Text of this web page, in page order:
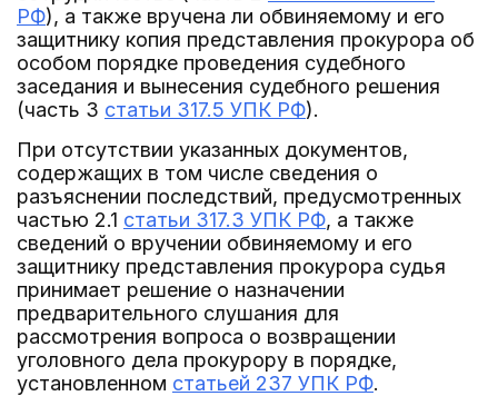
РФ), а также вручена ли обвиняемому и его
защитнику копия представления прокурора об
особом порядке проведения судебного
заседания и вынесения судебного решения
(часть 3 статьи 317.5 УПК РФ).
При отсутствии указанных документов,
содержащих в том числе сведения о
разъяснении последствий, предусмотренных
частью 2.1 статьи 317.3 УПК РФ, а также
сведений о вручении обвиняемому и его
защитнику представления прокурора судья
принимает решение о назначении
предварительного слушания для
рассмотрения вопроса о возвращении
уголовного дела прокурору в порядке,
установленном статьей 237 УПК РФ.